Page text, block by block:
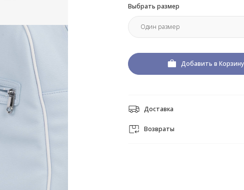
Выбрать размер
Добавить в Корзину
Доставка
Возвраты